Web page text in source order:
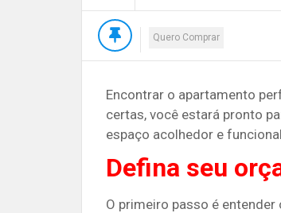
Quero Comprar
Encontrar o apartamento
certas, você estará pronto
espaço acolhedor e
Defina seu
O primeiro passo é